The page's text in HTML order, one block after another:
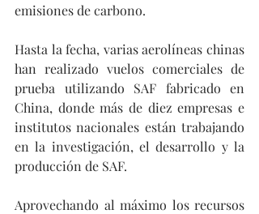
emisiones de carbono.
Hasta la fecha, varias aerolíneas chinas
han realizado vuelos comerciales de
prueba utilizando SAF fabricado en
China, donde más de diez empresas e
institutos nacionales están trabajando
en la investigación, el desarrollo y la
producción de SAF.
Aprovechando al máximo los recursos